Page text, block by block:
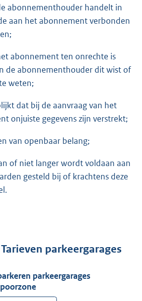
abonnementhouder handelt in
aan het abonnement verbonden
abonnement ten onrechte is
de abonnementhouder dit wist of
weten;
dat bij de aanvraag van het
onjuiste gegevens zijn verstrekt;
van openbaar belang;
of niet langer wordt voldaan aan
gesteld bij of krachtens deze
parkeergarages
parkeergarages